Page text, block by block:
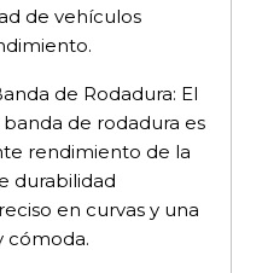
de vehículos
de Rodadura: El
de rodadura es
rendimiento de la
durabilidad
en curvas y una
cómoda.